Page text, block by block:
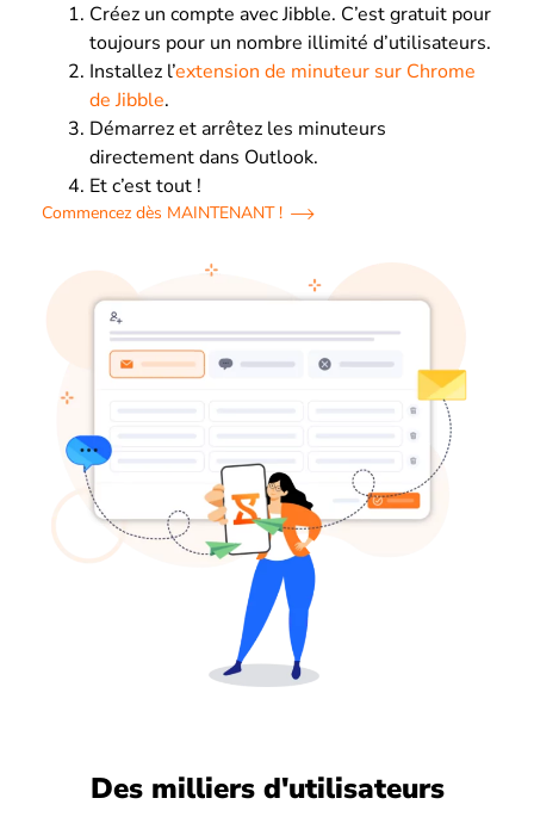
Créez un compte avec Jibble. C’est gratuit pour
toujours pour un nombre illimité d’utilisateurs.
Installez l’extension de minuteur sur Chrome
de Jibble.
Démarrez et arrêtez les minuteurs
directement dans Outlook.
Et c’est tout !
Commencez dès MAINTENANT !
Des milliers d'utilisateurs